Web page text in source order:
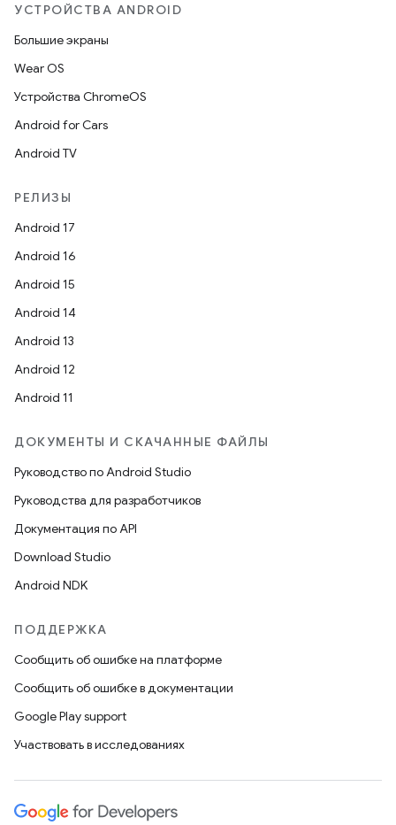
УСТРОЙСТВА ANDROID
Большие экраны
Wear OS
Устройства ChromeOS
Android for Cars
Android TV
РЕЛИЗЫ
Android 17
Android 16
Android 15
Android 14
Android 13
Android 12
Android 11
ДОКУМЕНТЫ И СКАЧАННЫЕ ФАЙЛЫ
Руководство по Android Studio
Руководства для разработчиков
Документация по API
Download Studio
Android NDK
ПОДДЕРЖКА
Сообщить об ошибке на платформе
Сообщить об ошибке в документации
Google Play support
Участвовать в исследованиях